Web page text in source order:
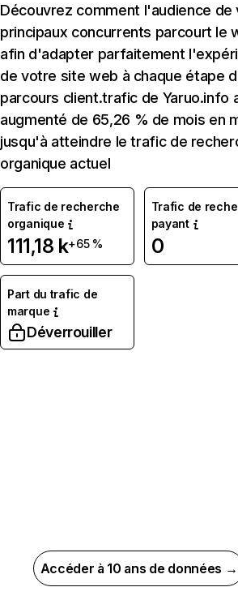
Découvrez comment l'audience de
principaux concurrents parcourt le
afin d'adapter parfaitement
de votre site web à chaque étape
parcours client.trafic de Yaruo.info
augmenté de 65,26 % de mois en
jusqu'à atteindre le trafic de
organique actuel
Trafic de recherche
organique
111,18 k+65 %
Trafic de
payant
0
Part du trafic de
marque
Déverrouiller
Accéder à 10 ans de données →